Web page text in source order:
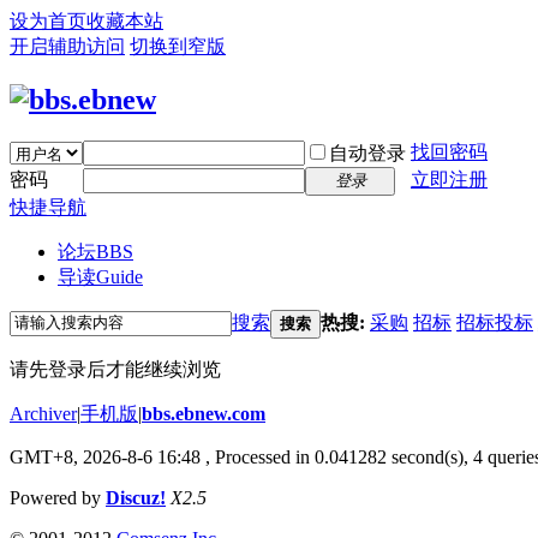
设为首页收藏本站
开启辅助访问 切换到窄版
自动登录 找回密码
密码
登录
立即注册
快捷导航
论坛BBS
导读Guide
搜索 搜索 热搜: 采购 招标 招标投标
请先登录后才能继续浏览
Archiver|手机版|bbs.ebnew.com
GMT+8, 2026-8-6 16:48 , Processed in 0.041282 second(s), 4
Powered by Discuz! X2.5